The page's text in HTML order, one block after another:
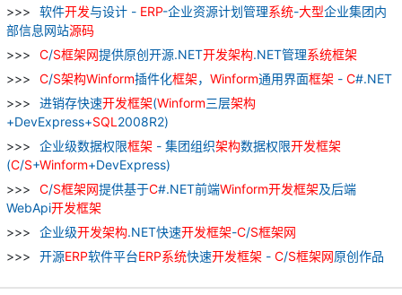
软件开发与设计 - ERP-企业资源计划管理系统-大型企业集团内
部信息网站源码
C/S框架网提供原创开源.NET开发架构.NET管理系统框架
C/S架构Winform插件化框架， Winform通用界面框架 - C#.NET
进销存快速开发框架(Winform三层架构
+DevExpress+SQL 2008R2)
企业级数据权限框架 - 集团组织架构数据权限开发框架
(C/S+Winform+DevExpress)
C/S框架网提供基于C#.NET前端Winform开发框架及后端
WebApi开发框架
企业级开发架构.NET快速开发框架-C/S框架网
开源ERP软件平台ERP系统快速开发框架 - C/S框架网原创作品